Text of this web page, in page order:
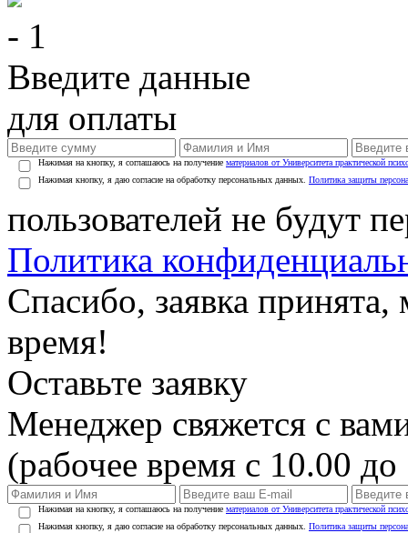
- 1
Введите данные
для оплаты
Нажимая на кнопку, я соглашаюсь на получение материалов от Университета практической
Нажимая кнопку, я даю согласие на обработку персональных данных. Политика защиты
пользователей не будут
Политика
Спасибо, заявка
время!
Оставьте заявку
Менеджер свяжется с
(рабочее время с 10.00
Нажимая на кнопку, я соглашаюсь на получение материалов от Университета практической
Нажимая кнопку, я даю согласие на обработку персональных данных. Политика защиты